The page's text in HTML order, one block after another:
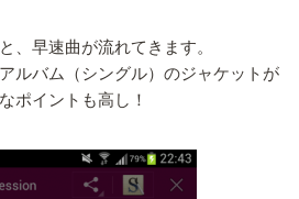
、早速曲が流れてきます。
ルバム（シングル）のジャケットが
ポイントも高し！